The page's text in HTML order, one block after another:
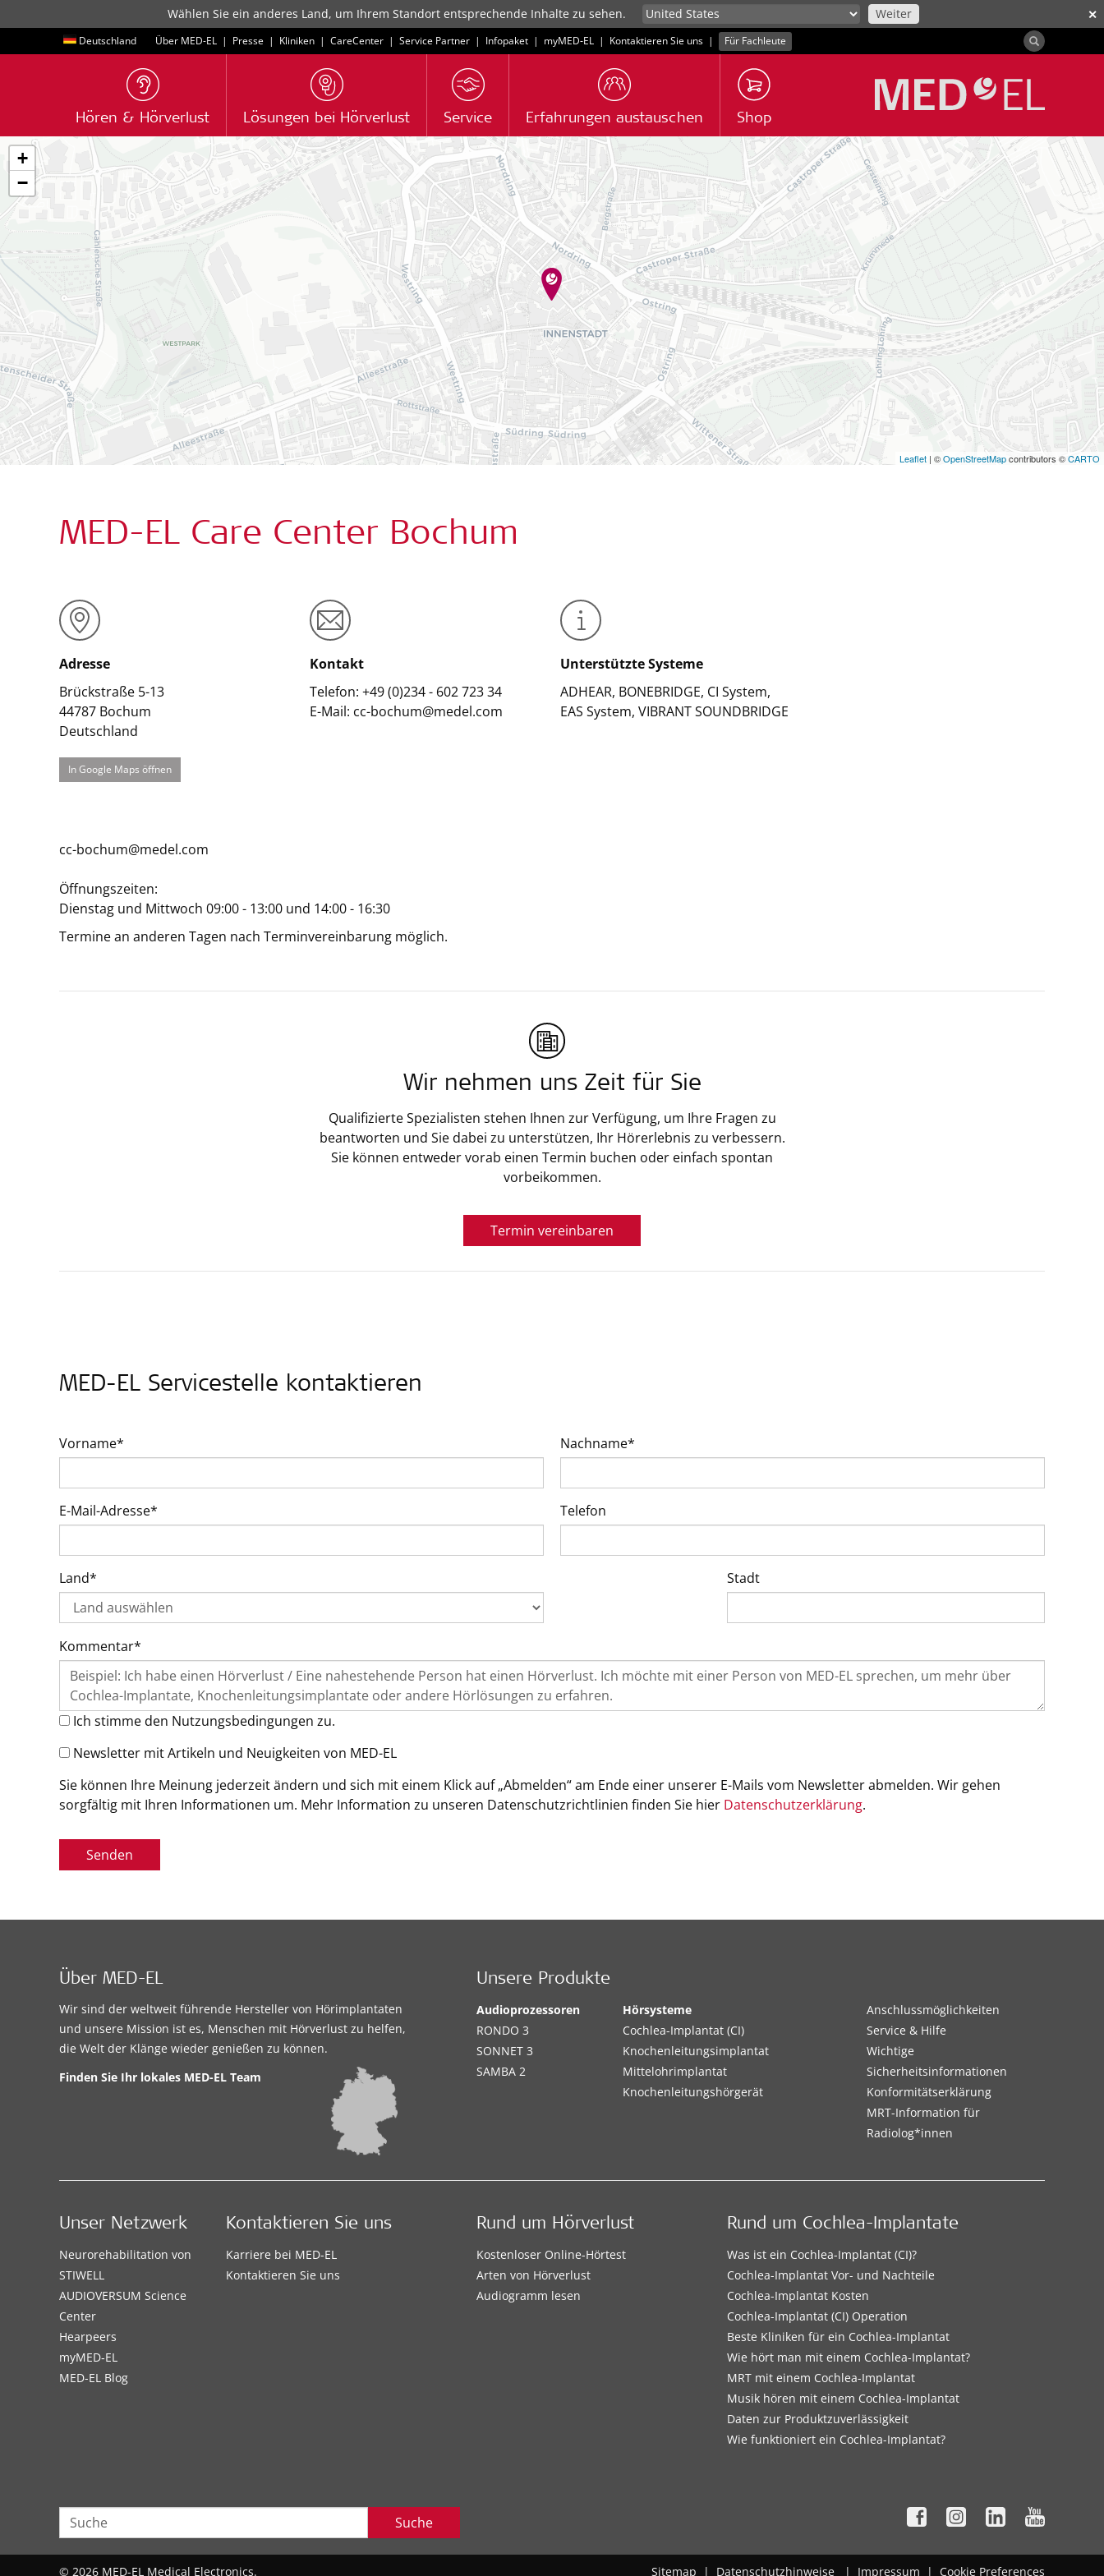
✕
Wählen Sie ein anderes Land, um Ihrem Standort entsprechende Inhalte zu sehen. Weiter
Deutschland Über MED-EL | Presse | Kliniken | CareCenter | Service Partner | Infopaket | myMED‑EL | Kontaktieren Sie uns | Für Fachleute
Hören & Hörverlust Lösungen bei Hörverlust Service Erfahrungen austauschen Shop
+
−
Leaflet | ©OpenStreetMapcontributors ©CARTO
MED-EL Care Center Bochum
Adresse
Brückstraße 5-13
44787 Bochum
Deutschland
In Google Maps öffnen
Kontakt
Telefon: +49 (0)234 - 602 723 34
E-Mail: cc-bochum@medel.com
Unterstützte Systeme
ADHEAR, BONEBRIDGE, CI System,
EAS System, VIBRANT SOUNDBRIDGE
cc-bochum@medel.com
Öffnungszeiten:
Dienstag und Mittwoch 09:00 - 13:00 und 14:00 - 16:30
Termine an anderen Tagen nach Terminvereinbarung möglich.
Wir nehmen uns Zeit für Sie
Qualifizierte Spezialisten stehen Ihnen zur Verfügung, um Ihre Fragen zu
beantworten und Sie dabei zu unterstützen, Ihr Hörerlebnis zu verbessern.
Sie können entweder vorab einen Termin buchen oder einfach spontan
vorbeikommen.
Termin vereinbaren
MED-EL Servicestelle kontaktieren
Vorname* Nachname*
E-Mail-Adresse* Telefon
Land* Stadt
Kommentar*
Ich stimme den Nutzungsbedingungen zu.
Newsletter mit Artikeln und Neuigkeiten von MED-EL
Sie können Ihre Meinung jederzeit ändern und sich mit einem Klick auf „Abmelden“ am Ende einer unserer E-Mails vom Newsletter abmelden. Wir gehen
sorgfältig mit Ihren Informationen um. Mehr Information zu unseren Datenschutzrichtlinien finden Sie hier Datenschutzerklärung.
Senden
Über MED-EL
Wir sind der weltweit führende Hersteller von Hörimplantaten
und unsere Mission ist es, Menschen mit Hörverlust zu helfen,
die Welt der Klänge wieder genießen zu können.
Finden Sie Ihr lokales MED-EL Team
Unsere Produkte
Audioprozessoren
RONDO 3
SONNET 3
SAMBA 2
Hörsysteme
Cochlea-Implantat (CI)
Knochenleitungsimplantat
Mittelohrimplantat
Knochenleitungshörgerät
Anschlussmöglichkeiten
Service & Hilfe
Wichtige
Sicherheitsinformationen
Konformitätserklärung
MRT-Information für
Radiolog*innen
Rund um Hörverlust
Kostenloser Online-Hörtest
Arten von Hörverlust
Audiogramm lesen
Rund um Cochlea-Implantate
Was ist ein Cochlea-Implantat (CI)?
Cochlea-Implantat Vor- und Nachteile
Cochlea-Implantat Kosten
Cochlea-Implantat (CI) Operation
Beste Kliniken für ein Cochlea-Implantat
Wie hört man mit einem Cochlea-Implantat?
MRT mit einem Cochlea-Implantat
Musik hören mit einem Cochlea-Implantat
Daten zur Produktzuverlässigkeit
Wie funktioniert ein Cochlea-Implantat?
Unser Netzwerk
Neurorehabilitation von
STIWELL
AUDIOVERSUM Science
Center
Hearpeers
myMED‑EL
MED-EL Blog
Kontaktieren Sie uns
Karriere bei MED-EL
Kontaktieren Sie uns
Suche
© 2026 MED-EL Medical Electronics. Sitemap | Datenschutzhinweise | Impressum | Cookie Preferences